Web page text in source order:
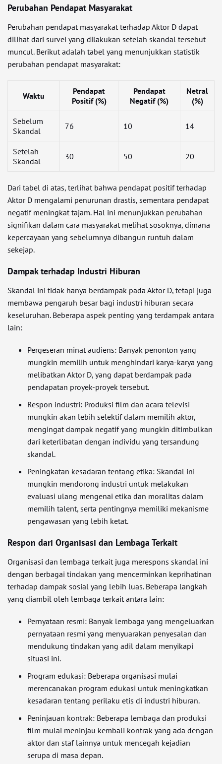
Perubahan Pendapat Masyarakat
Perubahan pendapat masyarakat terhadap Aktor D dapat
dilihat dari survei yang dilakukan setelah skandal tersebut
muncul. Berikut adalah tabel yang menunjukkan statistik
perubahan pendapat masyarakat:
Waktu
Pendapat
Positif (%)
Pendapat
Negatif (%)
Netral
(%)
Sebelum
Skandal
76 10 14
Setelah
Skandal
30 50 20
Dari tabel di atas, terlihat bahwa pendapat positif terhadap
Aktor D mengalami penurunan drastis, sementara pendapat
negatif meningkat tajam. Hal ini menunjukkan perubahan
signifikan dalam cara masyarakat melihat sosoknya, dimana
kepercayaan yang sebelumnya dibangun runtuh dalam
sekejap.
Dampak terhadap Industri Hiburan
Skandal ini tidak hanya berdampak pada Aktor D, tetapi juga
membawa pengaruh besar bagi industri hiburan secara
keseluruhan. Beberapa aspek penting yang terdampak antara
lain:
Pergeseran minat audiens: Banyak penonton yang
mungkin memilih untuk menghindari karya-karya yang
melibatkan Aktor D, yang dapat berdampak pada
pendapatan proyek-proyek tersebut.
Respon industri: Produksi film dan acara televisi
mungkin akan lebih selektif dalam memilih aktor,
mengingat dampak negatif yang mungkin ditimbulkan
dari keterlibatan dengan individu yang tersandung
skandal.
Peningkatan kesadaran tentang etika: Skandal ini
mungkin mendorong industri untuk melakukan
evaluasi ulang mengenai etika dan moralitas dalam
memilih talent, serta pentingnya memiliki mekanisme
pengawasan yang lebih ketat.
Respon dari Organisasi dan Lembaga Terkait
Organisasi dan lembaga terkait juga merespons skandal ini
dengan berbagai tindakan yang mencerminkan keprihatinan
terhadap dampak sosial yang lebih luas. Beberapa langkah
yang diambil oleh lembaga terkait antara lain:
Pernyataan resmi: Banyak lembaga yang mengeluarkan
pernyataan resmi yang menyuarakan penyesalan dan
mendukung tindakan yang adil dalam menyikapi
situasi ini.
Program edukasi: Beberapa organisasi mulai
merencanakan program edukasi untuk meningkatkan
kesadaran tentang perilaku etis di industri hiburan.
Peninjauan kontrak: Beberapa lembaga dan produksi
film mulai meninjau kembali kontrak yang ada dengan
aktor dan staf lainnya untuk mencegah kejadian
serupa di masa depan.